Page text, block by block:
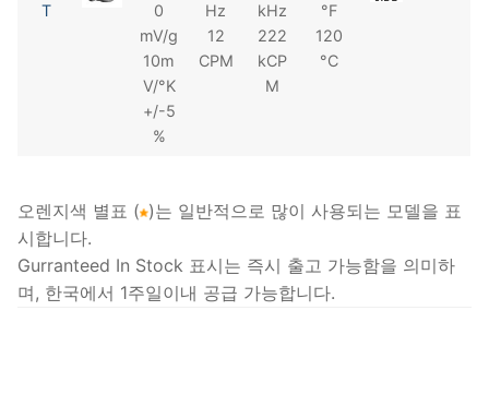
T
0
mV/g
10m
V/°K
+/-5
%
Hz
12
CPM
kHz
222
kCP
M
°F
120
°C
오렌지색 별표 ( )는 일반적으로 많이 사용되는 모델을 표
시합니다.
Gurranteed In Stock 표시는 즉시 출고 가능함을 의미하
며, 한국에서 1주일이내 공급 가능합니다.